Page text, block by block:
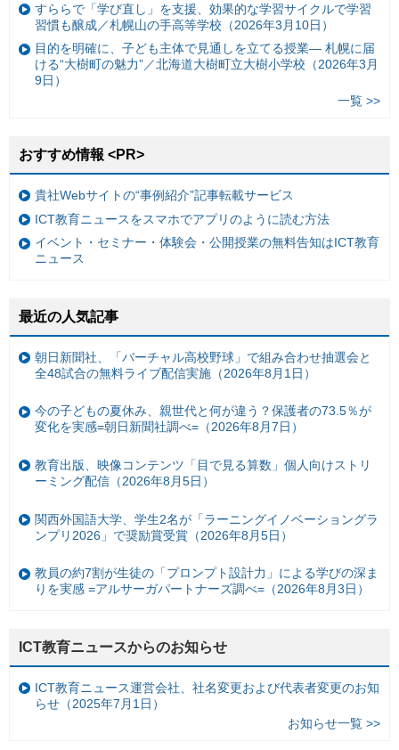
すららで「学び直し」を支援、効果的な学習サイクルで学習
習慣も醸成／札幌山の手高等学校（2026年3月10日）
目的を明確に、子ども主体で見通しを立てる授業— 札幌に届
ける“大樹町の魅力”／北海道大樹町立大樹小学校（2026年3月
9日）
一覧 >>
おすすめ情報 <PR>
貴社Webサイトの“事例紹介”記事転載サービス
ICT教育ニュースをスマホでアプリのように読む方法
イベント・セミナー・体験会・公開授業の無料告知はICT教育
ニュース
最近の人気記事
朝日新聞社、「バーチャル高校野球」で組み合わせ抽選会と
全48試合の無料ライブ配信実施（2026年8月1日）
今の子どもの夏休み、親世代と何が違う？保護者の73.5％が
変化を実感=朝日新聞社調べ=（2026年8月7日）
教育出版、映像コンテンツ「目で見る算数」個人向けストリ
ーミング配信（2026年8月5日）
関西外国語大学、学生2名が「ラーニングイノベーショングラ
ンプリ2026」で奨励賞受賞（2026年8月5日）
教員の約7割が生徒の「プロンプト設計力」による学びの深ま
りを実感 =アルサーガパートナーズ調べ=（2026年8月3日）
ICT教育ニュースからのお知らせ
ICT教育ニュース運営会社、社名変更および代表者変更のお知
らせ（2025年7月1日）
お知らせ一覧 >>